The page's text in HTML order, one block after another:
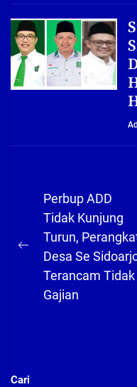
Navigasi
pos
Previous
post:
Perbup ADD
Tidak Kunjung
Turun,
Desa Se
Terancam Tidak
Gajian
Cari